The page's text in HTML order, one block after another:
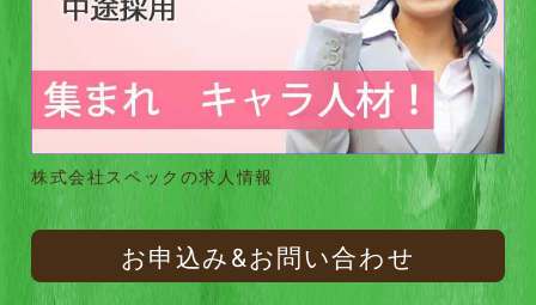
株式会社スペックの求人情報
お申込み&お問い合わせ